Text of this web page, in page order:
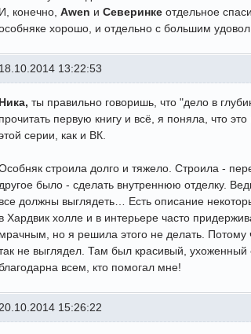
И, конечно, Awen и Северинке отдельное
хорошо, и отдельно с большим
18.10.2014 13:22:53
Ника, ты правильно говоришь, что "дело в
прочитать первую книгу и всё, я поняла, что
серии, как и ВК.
строила долго и тяжело. Строила -
было - сделать внутреннюю отделку.
все должны выглядеть… Есть описание
в Хардвик холле и в интерьере часто
мрачным, но я решила этого не делать.
не выглядел. Там был красивый, ухоженный
всем, кто помогал мне!
15:26:22